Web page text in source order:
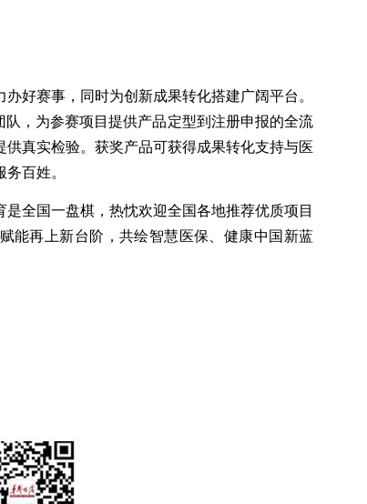
好赛事，同时为创新成果转化搭建广阔平台。
，为参赛项目提供产品定型到注册申报的全流
真实检验。获奖产品可获得成果转化支持与医
百姓。
全国一盘棋，热忱欢迎全国各地推荐优质项目
能再上新台阶，共绘智慧医保、健康中国新蓝